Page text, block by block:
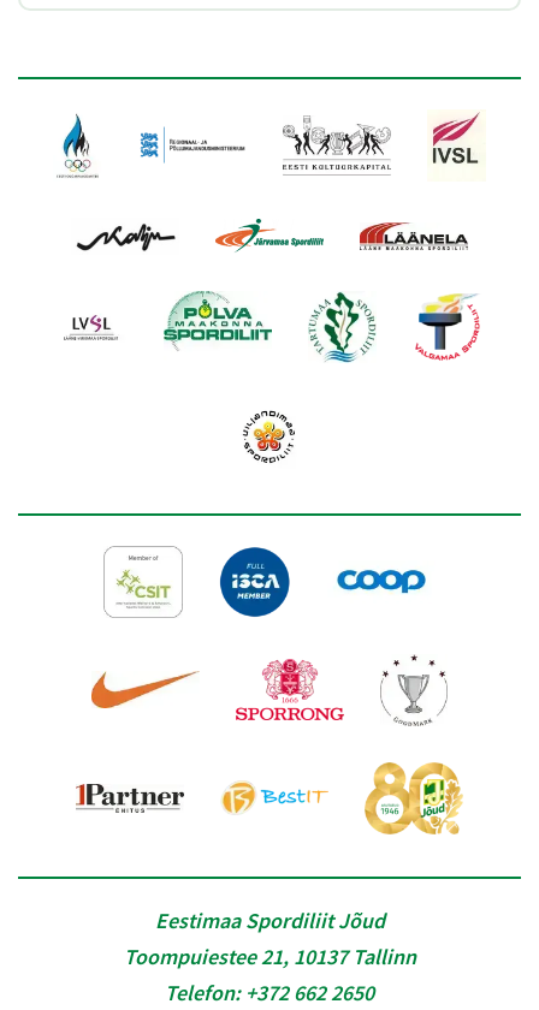
Eestimaa Spordiliit Jõud
Toompuiestee 21, 10137 Tallinn
Telefon: +372 662 2650